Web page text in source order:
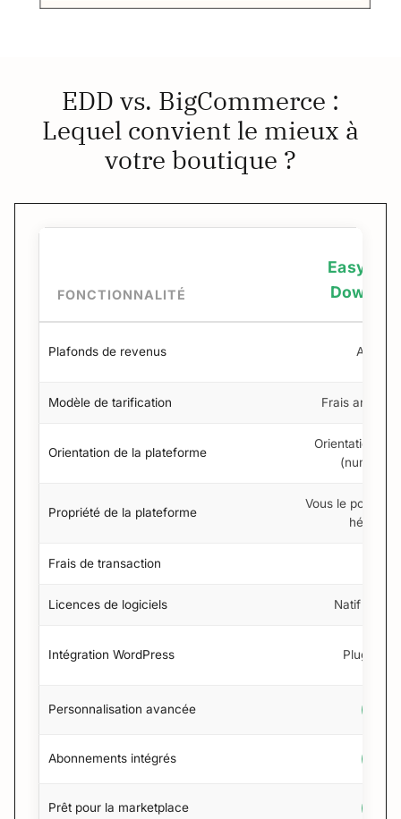
EDD vs. BigCommerce :
Lequel convient le mieux à
votre boutique ?
FONCTIONNALITÉ
Easy
Plafonds de revenus Aucun
Modèle de tarification Frais annuels
Orientation de la plateforme
Orientation
Propriété de la plateforme
Vous le
hébergé)
Frais de transaction
Licences de logiciels Natif /
Intégration WordPress Plugin
Personnalisation avancée
Abonnements intégrés
Prêt pour la marketplace